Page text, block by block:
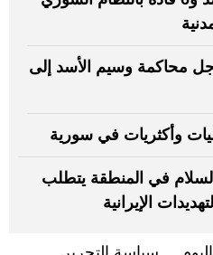
محاكمة ‏‌‏‌‏‌‏وسيم الأسد إلى
وأكثريات في سورية
في المنطقة يتطلب
الإيرانية